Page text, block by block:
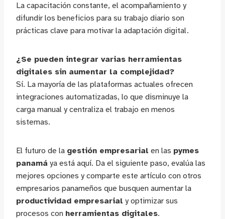
La capacitación constante, el acompañamiento y
difundir los beneficios para su trabajo diario son
prácticas clave para motivar la adaptación digital.
¿Se pueden integrar varias herramientas
digitales sin aumentar la complejidad?
Sí. La mayoría de las plataformas actuales ofrecen
integraciones automatizadas, lo que disminuye la
carga manual y centraliza el trabajo en menos
sistemas.
El futuro de la gestión empresarial en las pymes
panamá ya está aquí. Da el siguiente paso, evalúa las
mejores opciones y comparte este artículo con otros
empresarios panameños que busquen aumentar la
productividad empresarial y optimizar sus
procesos con herramientas digitales.